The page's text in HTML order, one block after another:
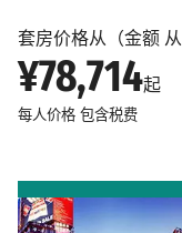
套房价格从（金额 从
¥78,714起
每人价格 包含税费